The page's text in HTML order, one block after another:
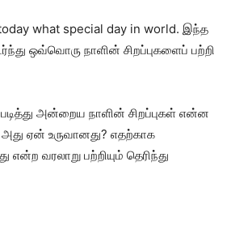
what special day in world. இந்த
ஒவ்வொரு நாளின் சிறப்புகளைப் பற்றி
அன்றைய நாளின் சிறப்புகள் என்ன
ஏன் உருவானது? எதற்காக
என்ற வரலாறு பற்றியும் தெரிந்து